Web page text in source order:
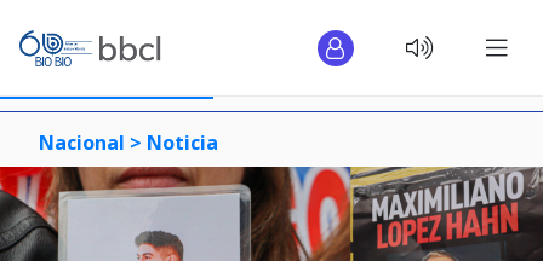
Nacional > Noticia